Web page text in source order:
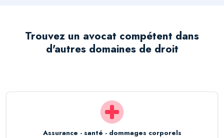
Trouvez un avocat compétent dans
d'autres domaines de droit
Assurance - santé - dommages corporels